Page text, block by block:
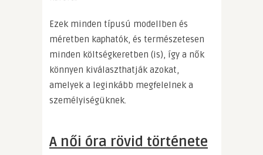
Ezek minden típusú modellben és
méretben kaphatók, és természetesen
minden költségkeretben (is), így a nők
könnyen kiválaszthatják azokat,
amelyek a leginkább megfelelnek a
személyiségüknek.
A női óra rövid története